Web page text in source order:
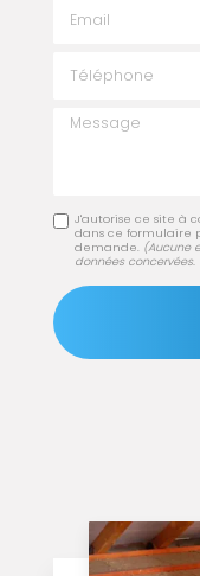
Message
J'autorise ce site à
dans ce formulaire
demande. (Aucune
données concervées.